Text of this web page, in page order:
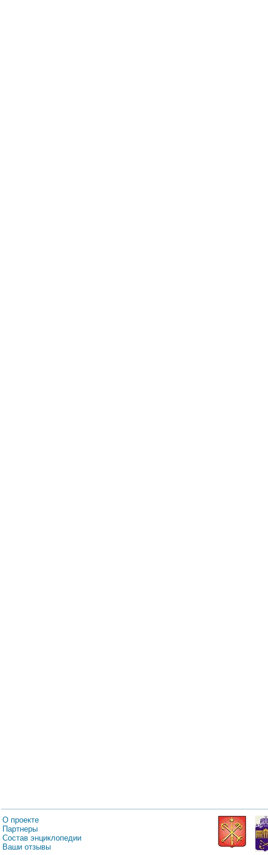
О проекте
Партнеры
Состав энциклопедии
Ваши отзывы